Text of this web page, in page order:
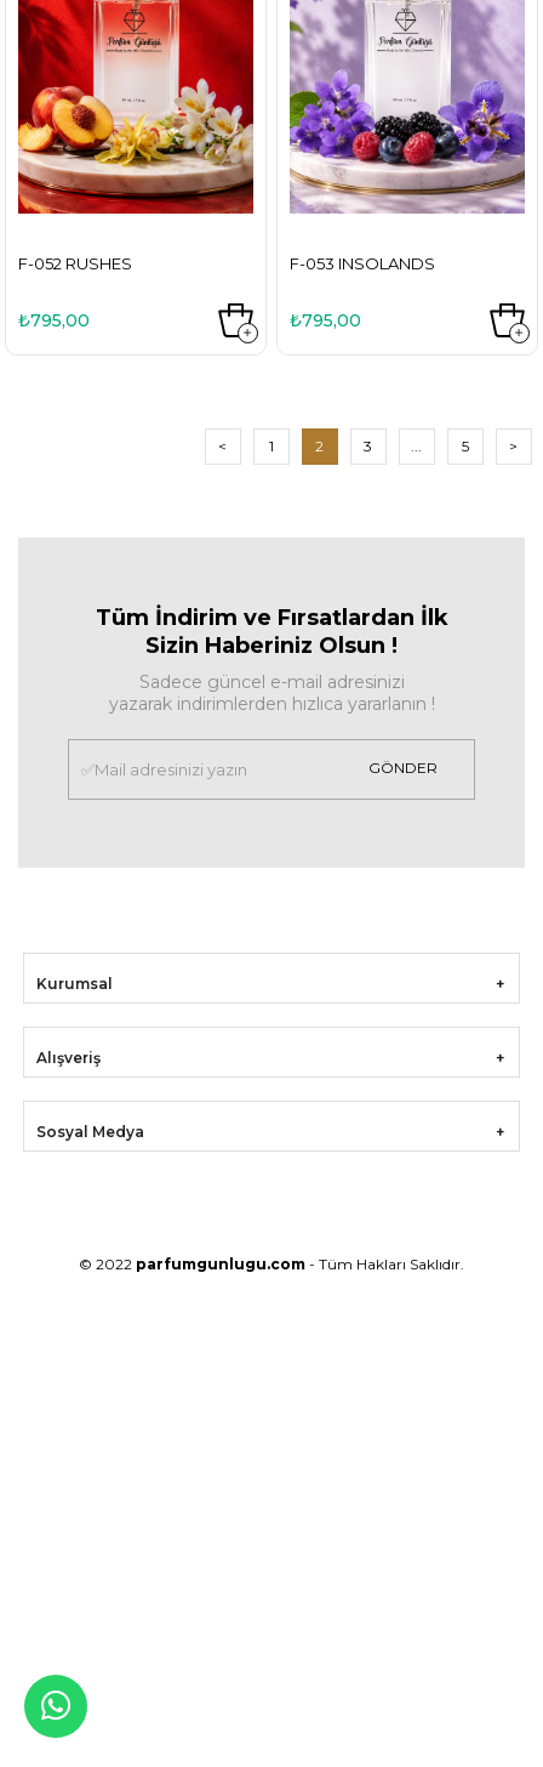
F-052 RUSHES
₺795,00
F-053 INSOLANDS
₺795,00
< 1 2 3 ... 5 >
Tüm İndirim ve Fırsatlardan İlk
Sizin Haberiniz Olsun !
Sadece güncel e-mail adresinizi
yazarak indirimlerden hızlıca yararlanın !
GÖNDER
Kurumsal
Alışveriş
Sosyal Medya
© 2022 parfumgunlugu.com - Tüm Hakları Saklıdır.